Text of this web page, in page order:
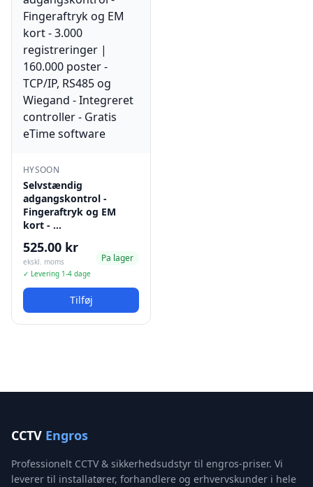
HYSOON
Selvstændig
adgangskontrol -
Fingeraftryk og EM
kort - …
525.00 kr
ekskl. moms
✓ Levering 1-4 dage
Pa lager
Tilføj
CCTV Engros
Professionelt CCTV & sikkerhedsudstyr til engros-priser. Vi
leverer til installatører, forhandlere og erhvervskunder i hele